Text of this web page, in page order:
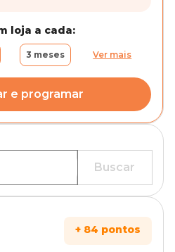
loja a cada:
3 meses Ver mais
e programar
Buscar
+ 84 pontos